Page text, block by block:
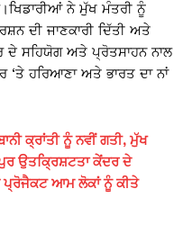
ਨੇ ਮੁੱਖ ਮੰਤਰੀ ਨੂੰ
ਦੀ ਜਾਣਕਾਰੀ ਦਿੱਤੀ ਅਤੇ
ਦੇ ਸਹਿਯੋਗ ਅਤੇ ਪ੍ਰੋਤਸਾਹਨ ਨਾਲ
‘ਤੇ ਹਰਿਆਣਾ ਅਤੇ ਭਾਰਤ ਦਾ ਨਾਂ
ਕ੍ਰਾਂਤੀ ਨੂੰ ਨਵੀਂ ਗਤੀ, ਮੁੱਖ
ਉਤਕ੍ਰਿਸ਼ਟਤਾ ਕੇਂਦਰ ਦੇ
ਪ੍ਰੋਜੈਕਟ ਆਮ ਲੋਕਾਂ ਨੂੰ ਕੀਤੇ